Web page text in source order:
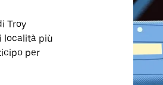
Troy
località più
per